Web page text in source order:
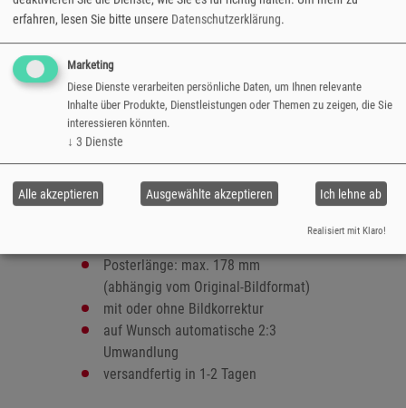
Ihrer Fotos und wirken im Fotoalbum wie als
Größen und zwischen glänzender und matter
Papieroberfläche und genießen Sie die ganze
Pracht Ihrer Lieblingsfotos.
ausbelichtet auf hochwertigem
Oberfläche: glänzend oder matt
Formate:
Posterlänge: max. 178 mm
(abhängig vom Original-Bildformat)
mit oder ohne Bildkorrektur
auf Wunsch automatische 2:3
Umwandlung
versandfertig in 1-2 Tagen
erfahren, lesen Sie bitte unsere Datenschutzerklärung.
Marketing
Diese Dienste verarbeiten persönliche Daten, um Ihnen relevante
Inhalte über Produkte, Dienstleistungen oder Themen zu zeigen, die Sie
interessieren könnten.
↓ 3 Dienste
Ich lehne ab
Ausgewählte akzeptieren
Alle akzeptieren
Realisiert mit Klaro!